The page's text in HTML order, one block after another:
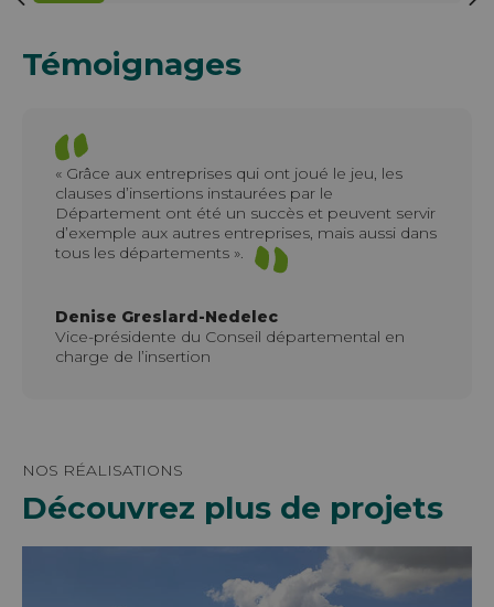
Témoignages
« Grâce aux entreprises qui ont joué le jeu, les
clauses d’insertions instaurées par le
Département ont été un succès et peuvent servir
d’exemple aux autres entreprises, mais aussi dans
tous les départements ».
Denise Greslard-Nedelec
Vice-présidente du Conseil départemental en
charge de l’insertion
NOS RÉALISATIONS
Découvrez plus de projets